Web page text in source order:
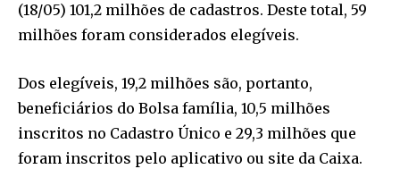
(18/05) 101,2 milhões de cadastros. Deste total, 59
milhões foram considerados elegíveis.
Dos elegíveis, 19,2 milhões são, portanto,
beneficiários do Bolsa família, 10,5 milhões
inscritos no Cadastro Único e 29,3 milhões que
foram inscritos pelo aplicativo ou site da Caixa.